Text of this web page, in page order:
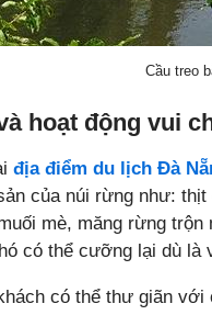
Cầu treo
hoạt động vui
địa điểm du lịch Đà
của núi rừng như:
mè, măng rừng
có thể cưỡng lại dù là
có thể thư giãn